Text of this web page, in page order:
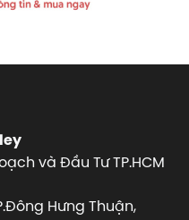
và Đầu Tư TP.HCM
Hưng Thuận,